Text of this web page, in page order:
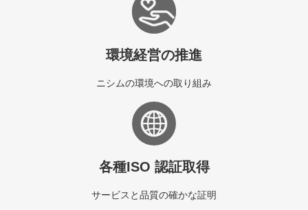
環境経営の推進
ニシムの環境への取り組み
各種ISO 認証取得
サービスと品質の確かな証明